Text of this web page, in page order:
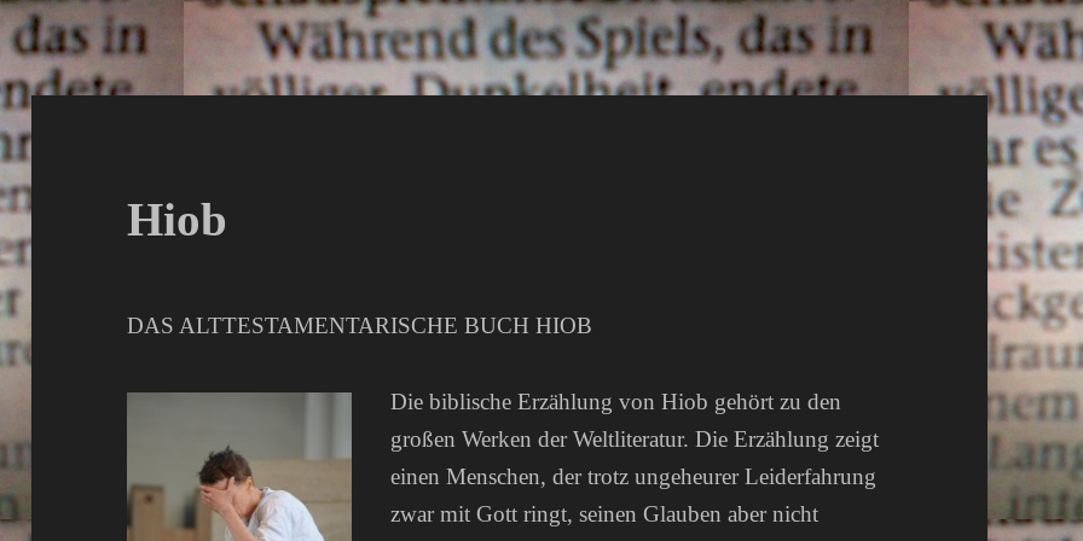
Hiob
DAS ALTTESTAMENTARISCHE BUCH HIOB
Die biblische Erzählung von Hiob gehört zu den
großen Werken der Weltliteratur. Die Erzählung zeigt
einen Menschen, der trotz ungeheurer Leiderfahrung
zwar mit Gott ringt, seinen Glauben aber nicht